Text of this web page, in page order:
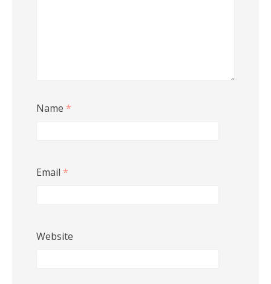
Name *
Email *
Website